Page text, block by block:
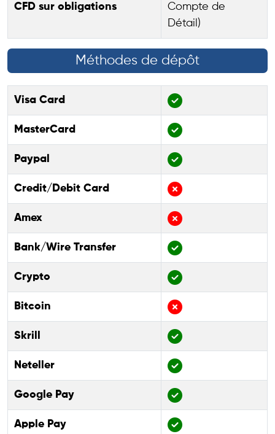
CFD sur obligations
Compte de
Détail)
Méthodes de dépôt
Visa Card
MasterCard
Paypal
Credit/Debit Card
Amex
Bank/Wire Transfer
Crypto
Bitcoin
Skrill
Neteller
Google Pay
Apple Pay